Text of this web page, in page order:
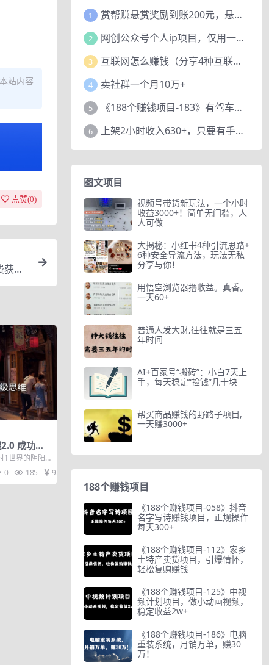
站内容
点赞(0)
得
成功者
质 了解人
1世界的阴阳
富人的思维
0 185 9.9
1 赏帮赚悬赏奖励到账200元，悬赏任务多劳多得，人人可做。
2 网创公众号个人ip项目，仅用一篇文章做到全网引流！
3 互联网怎么赚钱（分享4种互联网赚钱模式）
4 卖社群一个月10万+
5 《188个赚钱项目-183》有驾车评项目，动动小手，复制粘贴赚44元！
6 上架2小时收入630+，只要有手就能做的AI搞钱项目，奶奶看完都能学会!
图文项目
视频号带货新玩法，一个小时
收益3000+！简单无门槛，人
人可做
大揭秘：小红书4种引流思路+
6种安全导流方法，玩法无私
分享与你！
用悟空浏览器撸收益。真香。
一天60+
普通人发大财,往往就是三五
年时间
AI+百家号“搬砖”：小白7天上
手，每天稳定“捡钱”几十块
帮买商品赚钱的野路子项目,
一天赚3000+
188个赚钱项目
《188个赚钱项目-058》抖音
名字写诗赚钱项目，正规操作
每天300+
《188个赚钱项目-112》家乡
土特产卖货项目，引爆情怀，
轻松复购赚钱
《188个赚钱项目-125》中视
频计划项目，做小动画视频，
稳定收益2w+
《188个赚钱项目-186》电脑
重装系统，月销万单，赚30
万！